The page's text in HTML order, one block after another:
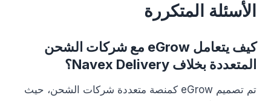
الأسئلة المتكررة
كيف يتعامل eGrow مع شركات الشحن
المتعددة بخلاف Navex Delivery؟
تم تصميم eGrow كمنصة متعددة شركات الشحن، حيث